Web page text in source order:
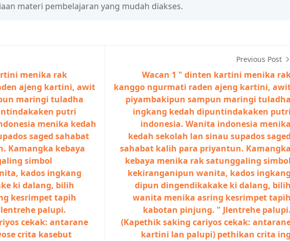
materi pembelajaran yang mudah diakses.
menika rak
ajeng kartini, awit
maringi tuladha
putri
menika kedah
saged sahabat
Kamangka kebaya
simbol
kados ingkang
ki dalang, bilih
kesrimpet tapih
palupi.
cekak: antarane
crita kasebut
Previous Post
Wacan 1 " dinten kartini menika
kanggo ngurmati raden ajeng kartini,
piyambakipun sampun maringi tuladha
ingkang kedah dipuntindakaken putri
indonesia. Wanita indonesia menika
kedah sekolah lan sinau supados saged
sahabat kalih para priyantun. Kamangka
kebaya menika rak satunggaling simbol
kekiranganipun wanita, kados ingkang
dipun dingendikakake ki dalang, bilih
wanita menika asring kesrimpet tapih
kabotan pinjung. " Jlentrehe palupi.
(Kapethik saking cariyos cekak:
kartini lan palupi) pethikan crita ing